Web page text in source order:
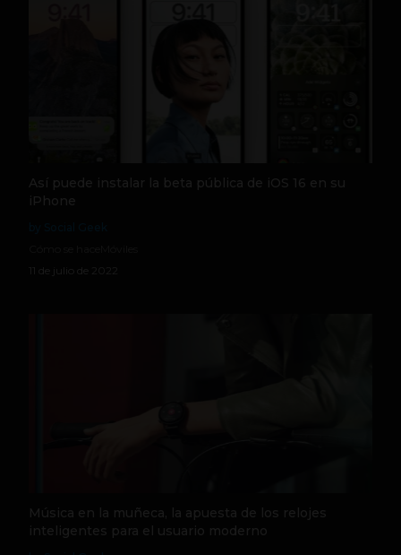
Así puede instalar la beta pública de iOS 16 en su
iPhone
11 de julio de 2022
Música en la muñeca, la apuesta de los relojes
inteligentes para el usuario moderno